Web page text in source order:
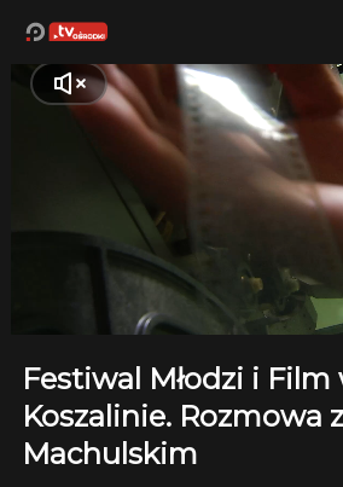
Festiwal Młodzi i Film
Koszalinie. Rozmowa
Machulskim